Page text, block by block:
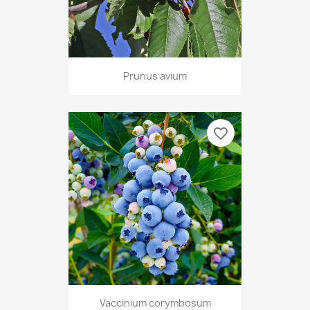
Prunus avium
Vaccinium corymbosum
favorite_border